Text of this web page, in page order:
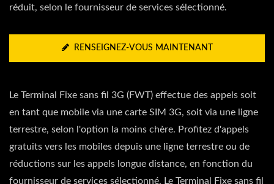
réduit, selon le fournisseur de services sélectionné.
RENSEIGNEZ-VOUS MAINTENANT
Le Terminal Fixe sans fil 3G (FWT) effectue des appels soit
en tant que mobile via une carte SIM 3G, soit via une ligne
terrestre, selon l'option la moins chère. Profitez d'appels
gratuits vers les mobiles depuis une ligne terrestre ou de
réductions sur les appels longue distance, en fonction du
fournisseur de services sélectionné. Le Terminal Fixe sans fil